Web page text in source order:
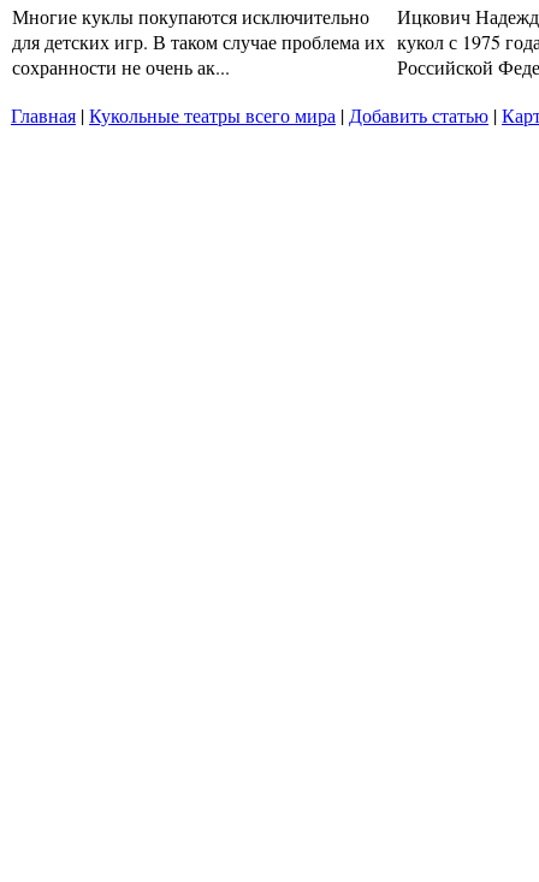
Многие куклы покупаются исключительно
для детских игр. В таком случае проблема их
сохранности не очень ак...
Ицкович
кукол с 1975
Российской
Главная |Кукольные театры всего мира | Добавить статью |